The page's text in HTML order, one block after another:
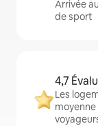
Arrivée
de sport
4,7
Les